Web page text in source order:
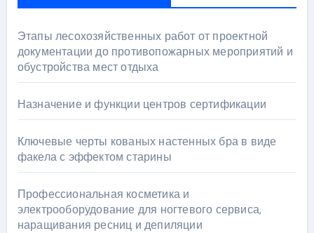
Этапы лесохозяйственных работ от проектной
документации до противопожарных мероприятий и
обустройства мест отдыха
Назначение и функции центров сертификации
Ключевые черты кованых настенных бра в виде
факела с эффектом старины
Профессиональная косметика и
электрооборудование для ногтевого сервиса,
наращивания ресниц и депиляции